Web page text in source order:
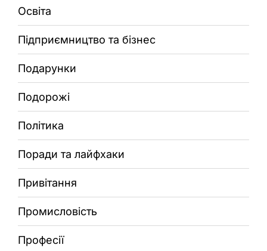
Освіта
Підприємництво та бізнес
Подарунки
Подорожі
Політика
Поради та лайфхаки
Привітання
Промисловість
Професії